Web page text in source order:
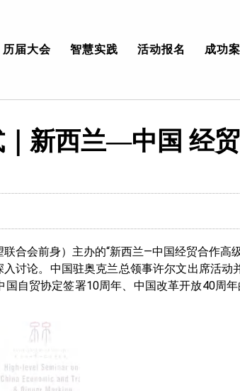
历届大会 智慧实践 活动报名 成功
新西兰—中国 经
合会前身）主办的“新西兰—中国经贸合作高
讨论。中国驻奥克兰总领事许尔文出席活
自贸协定签署10周年、中国改革开放40周